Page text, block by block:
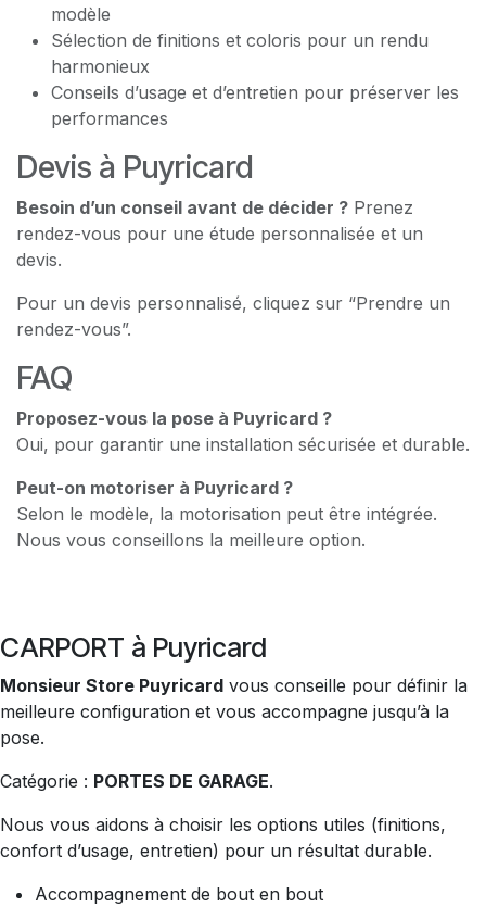
modèle
Sélection de finitions et coloris pour un rendu
harmonieux
Conseils d’usage et d’entretien pour préserver les
performances
Devis à Puyricard
Besoin d’un conseil avant de décider ? Prenez
rendez-vous pour une étude personnalisée et un
devis.
Pour un devis personnalisé, cliquez sur “Prendre un
rendez-vous”.
FAQ
Proposez-vous la pose à Puyricard ?
Oui, pour garantir une installation sécurisée et durable.
Peut-on motoriser à Puyricard ?
Selon le modèle, la motorisation peut être intégrée.
Nous vous conseillons la meilleure option.
CARPORT à Puyricard
Monsieur Store Puyricard vous conseille pour définir la
meilleure configuration et vous accompagne jusqu’à la
pose.
Catégorie : PORTES DE GARAGE.
Nous vous aidons à choisir les options utiles (finitions,
confort d’usage, entretien) pour un résultat durable.
Accompagnement de bout en bout